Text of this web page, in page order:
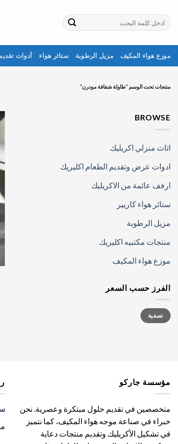
للمحتوى
البحث
عن:
موزع هواء المكيف مزيل الرطوبة ستائر هواء أدوات
منتجات تحت الوسم “طاولة شفافة مودرن”
BROWSE
اثاث منزلي اكريليك
ادوات عرض وتقديم الطعام اكليريك
ارفف عائمة من الاكريليك
ستائر هواء كاريير
مزيل الرطوبة
منتجات مكتبيه اكليريك
موزع هواء المكيف
الفرز حسب السعر
أدنى
سعر
أعلى
سعرتصفية
مؤسسة جاركو
متخصصين في تقديم حلول مبتكرة وعصرية. نحن
خبراء في صناعة موجه هواء المكيف، كما نتميز
في تشكيل الأكريليك وتقديم منتجات دعاية